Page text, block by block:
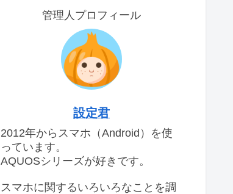
管理人プロフィール
設定君
2012年からスマホ（Android）を使
っています。
AQUOSシリーズが好きです。
スマホに関するいろいろなことを調